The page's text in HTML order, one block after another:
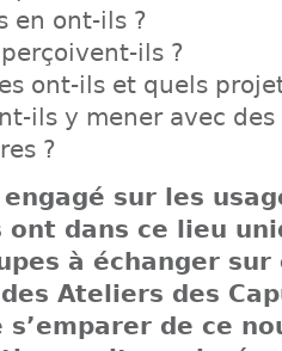
en ont-ils ?
ils ?
ont-ils et quels
ils y mener avec
?
sur les
ont dans ce lieu
à échanger sur
Ateliers des
de ce